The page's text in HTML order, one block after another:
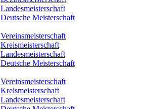
Landesmeisterschaft
Deutsche Meisterschaft
Vereinsmeisterschaft
Kreismeisterschaft
Landesmeisterschaft
Deutsche Meisterschaft
Vereinsmeisterschaft
Kreismeisterschaft
Landesmeisterschaft